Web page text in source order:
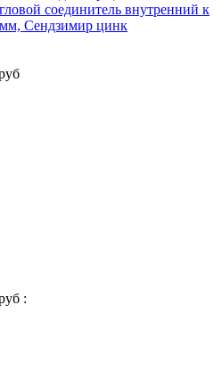
соединитель внутренний к
Сендзимир цинк
: